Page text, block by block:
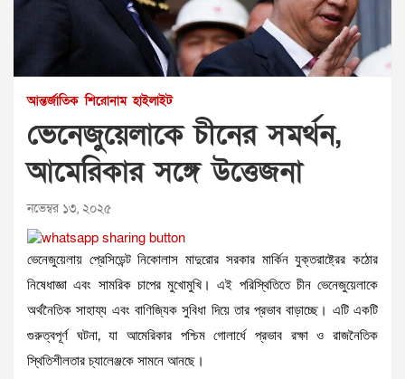
আন্তর্জাতিক শিরোনাম হাইলাইট
ভেনেজুয়েলাকে চীনের সমর্থন,
আমেরিকার সঙ্গে উত্তেজনা
নভেম্বর ১৩, ২০২৫
ভেনেজুয়েলায় প্রেসিডেন্ট নিকোলাস মাদুরোর সরকার মার্কিন যুক্তরাষ্ট্রের কঠোর
নিষেধাজ্ঞা এবং সামরিক চাপের মুখোমুখি। এই পরিস্থিতিতে চীন ভেনেজুয়েলাকে
অর্থনৈতিক সাহায্য এবং বাণিজ্যিক সুবিধা দিয়ে তার প্রভাব বাড়াচ্ছে। এটি একটি
গুরুত্বপূর্ণ ঘটনা, যা আমেরিকার পশ্চিম গোলার্ধে প্রভাব রক্ষা ও রাজনৈতিক
স্থিতিশীলতার চ্যালেঞ্জকে সামনে আনছে।